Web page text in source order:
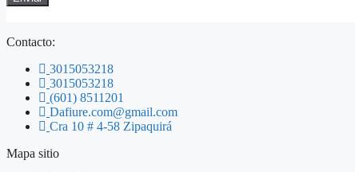
Contacto:
3015053218
3015053218
(601) 8511201
Dafiure.com@gmail.com
Cra 10 # 4-58 Zipaquirá
Mapa sitio